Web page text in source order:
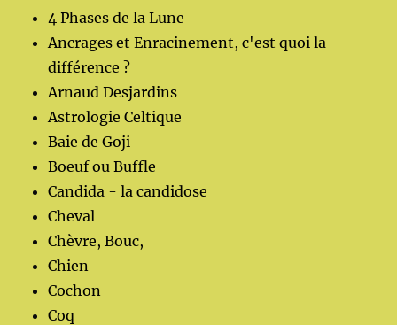
4 Phases de la Lune
Ancrages et Enracinement, c'est quoi la
différence ?
Arnaud Desjardins
Astrologie Celtique
Baie de Goji
Boeuf ou Buffle
Candida - la candidose
Cheval
Chèvre, Bouc,
Chien
Cochon
Coq